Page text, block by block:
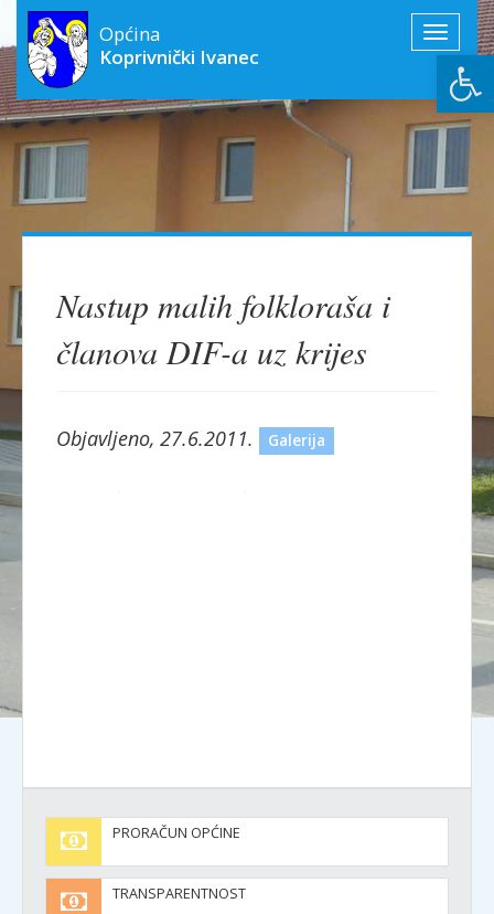
Toggle
Općina
Koprivnički Ivanec
Nastup malih folkloraša i
članova DIF-a uz krijes
Objavljeno, 27.6.2011. Galerija
PRORAČUN OPĆINE
TRANSPARENTNOST